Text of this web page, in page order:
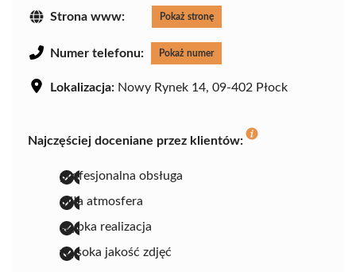
Strona www: Pokaż stronę
Numer telefonu: Pokaż numer
Lokalizacja: Nowy Rynek 14, 09-402 Płock
Najczęściej doceniane przez klientów:
profesjonalna obsługa
miła atmosfera
szybka realizacja
wysoka jakość zdjęć